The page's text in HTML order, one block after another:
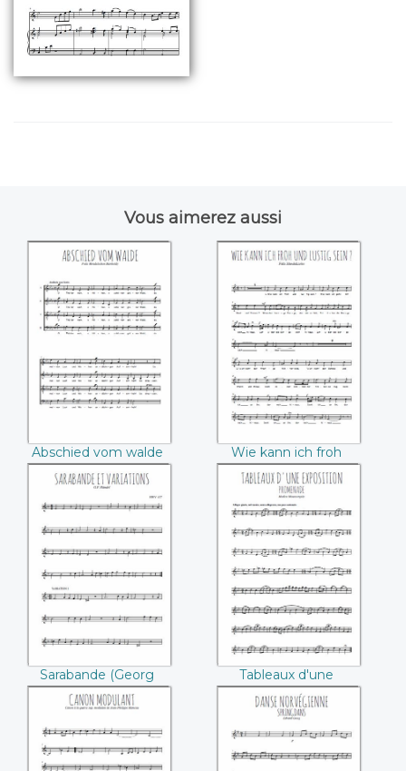
Vous aimerez aussi
Abschied vom
walde ((Felix
Mendelssohn))
Abschied vom walde
(Felix Mendelssohn)
Wie kann ich froh
und lustig sein
((Felix
Mendelssohn))
Wie kann ich froh
und lustig sein (Felix
Mendelssohn)
Sarabande (Georg
Friedrich Händel)
Sarabande (Georg
Friedrich Händel)
Tableaux d'une
exposition,
promenade
(Modest
Moussorgski)
Tableaux d'une
exposition,
promenade (Modest
Moussorgski)
Canon modulant
Danse